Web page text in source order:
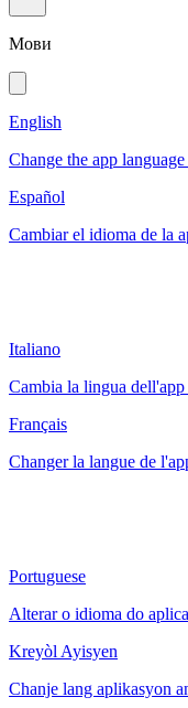
Мови
English
Change the app
Español
Cambiar el idioma de la
Italiano
Cambia la lingua
Français
Changer la langue de
Portuguese
Alterar o idioma do
Kreyòl Ayisyen
Chanje lang aplikasyon